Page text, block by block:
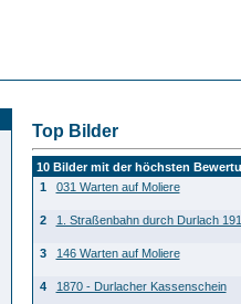
Top Bilder
10 Bilder mit der höchsten
1
031 Warten auf Moliere
2 1. Straßenbahn durch Durlach
3 146 Warten auf Moliere
4 1870 - Durlacher Kassenschein